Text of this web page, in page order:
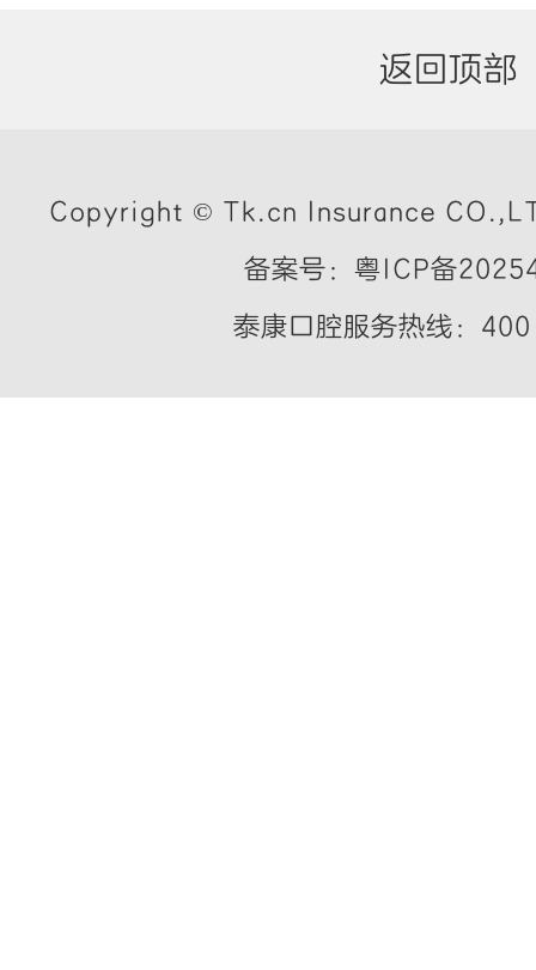
返回顶部
Copyright © Tk.cn Insurance
备案号：粤ICP备
泰康口腔服务热线：